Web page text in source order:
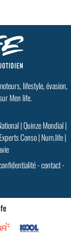
lifestyle, évasion,
Men life.
|Quinze Mondial|
Conso|Num.life|
-contact-